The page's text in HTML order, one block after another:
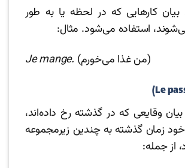
بیان کارهایی که در لحظه یا به طور
استفاده می‌شود. مثال:
Je mange.
(من غذا می‌خورم)
وقایعی که در گذشته رخ داده‌اند،
زمان گذشته به چندین زیرمجموعه
از جمله: